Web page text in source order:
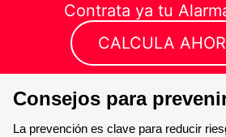
Contrata ya tu
CALCULA
Consejos para
La prevención es clave para reducir